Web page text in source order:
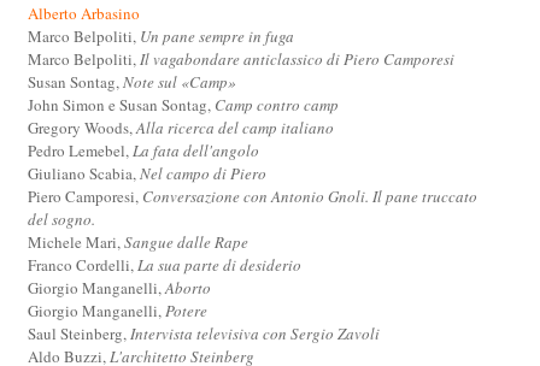
Alberto Arbasino
Marco Belpoliti, Un pane sempre in fuga
Marco Belpoliti,Il vagabondare anticlassico di Piero Camporesi
Susan Sontag,Note sul «Camp»
John Simon e Susan Sontag, Camp contro camp
Gregory Woods,Alla ricerca del camp italiano
Pedro Lemebel,La fata dell'angolo
Giuliano Scabia,Nel campo di Piero
Piero Camporesi, Conversazione con Antonio Gnoli. Il pane truccato
del sogno.
Michele Mari,Sangue dalle Rape
Franco Cordelli,La sua parte di desiderio
Giorgio Manganelli,Aborto
Giorgio Manganelli,Potere
Saul Steinberg,Intervista televisiva con Sergio Zavoli
Aldo Buzzi,L'architetto Steinberg